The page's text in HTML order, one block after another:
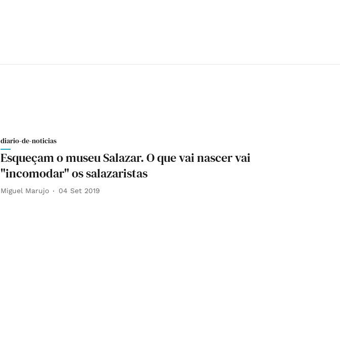
diario-de-noticias
Esqueçam o museu Salazar. O que vai nascer vai
"incomodar" os salazaristas
Miguel Marujo 04 Set 2019